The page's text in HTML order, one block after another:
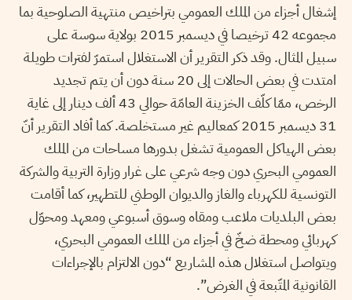
إشغال أجزاء من الملك العمومي بتراخيص منتهية الصلوحية بما
مجموعه 42 ترخيصا في ديسمبر 2015 بولاية سوسة على
سبيل المثال. وقد ذكر التقرير أن الاستغلال استمرّ لفترات طويلة
امتدت في بعض الحالات إلى 20 سنة دون أن يتم تجديد
الرخص، ممّا كلّف الخزينة العامّة حوالي 43 ألف دينار إلى غاية
31 ديسمبر 2015 كمعاليم غير مستخلصة. كما أفاد التقرير أنّ
بعض الهياكل العمومية تشغل بدورها مساحات من الملك
العمومي البحري دون وجه شرعي على غرار وزارة التربية والشركة
التونسية للكهرباء والغاز والديوان الوطني للتطهير، كما أقامت
بعض البلديات ملاعب ومقاه وسوق أسبوعي ومعهد ومحوّل
كهربائي ومحطة ضخّ في أجزاء من الملك العمومي البحري،
ويتواصل استغلال هذه المشاريع “دون الالتزام بالإجراءات
القانونية المتّبعة في الغرض”.